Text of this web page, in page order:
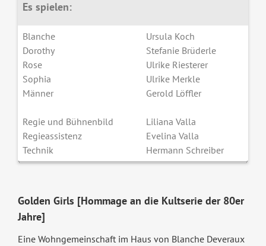
Es spielen:
Blanche
Dorothy
Rose
Sophia
Männer
Regie und Bühnenbild
Regieassistenz
Technik
Ursula Koch
Stefanie Brüderle
Ulrike Riesterer
Ulrike Merkle
Gerold Löffler
Liliana Valla
Evelina Valla
Hermann Schreiber
Golden Girls [Hommage an die Kultserie der 80er
Jahre]
Eine Wohngemeinschaft im Haus von Blanche Deveraux